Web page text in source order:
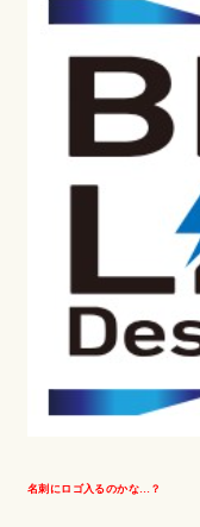
名刺にロゴ入るのかな…？